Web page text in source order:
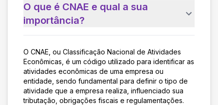
O que é CNAE e qual a sua
importância?
O CNAE, ou Classificação Nacional de Atividades
Econômicas, é um código utilizado para identificar as
atividades econômicas de uma empresa ou
entidade, sendo fundamental para definir o tipo de
atividade que a empresa realiza, influenciado sua
tributação, obrigações fiscais e regulamentações.